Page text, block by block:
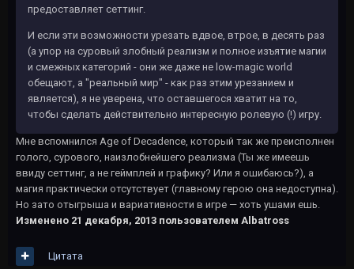
предоставляет сеттинг.
И если эти возможности урезать вдвое, втрое, в десять раз
(а упор на суровый злобный реализм и полное изъятие магии
и смежных категорий - они же даже не low-magic world
обещают, а "реальный мир" - как раз этим урезанием и
является), я не уверена, что оставшегося хватит на то,
чтобы сделать действительно интересную ролевую (!) игру.
Мне вспомнился Age of Decadence, который так же преисполнен
голого, сурового, наизлобнейшего реализма (Ты же имеешь
ввиду сеттинг, а не геймплей и графику? Или я ошибаюсь?), а
магия практически отсутствует (главному герою она недоступна).
Но зато отыгрыша и вариативности в игре — хоть ушами ешь.
Изменено 21 декабря, 2013 пользователем Albatross
Цитата